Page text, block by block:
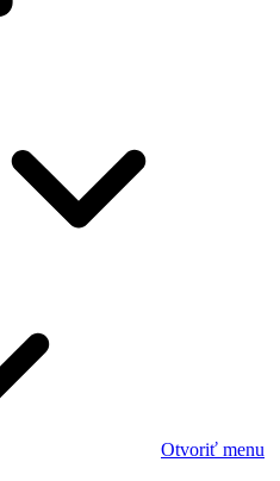
Otvoriť menu